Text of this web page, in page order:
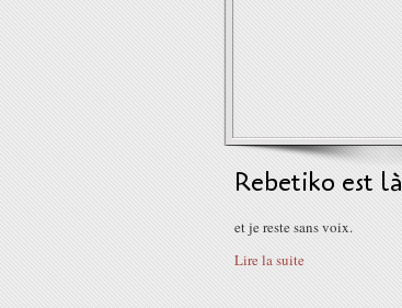
Rebetiko est là
et je reste sans voix.
Lire la suite